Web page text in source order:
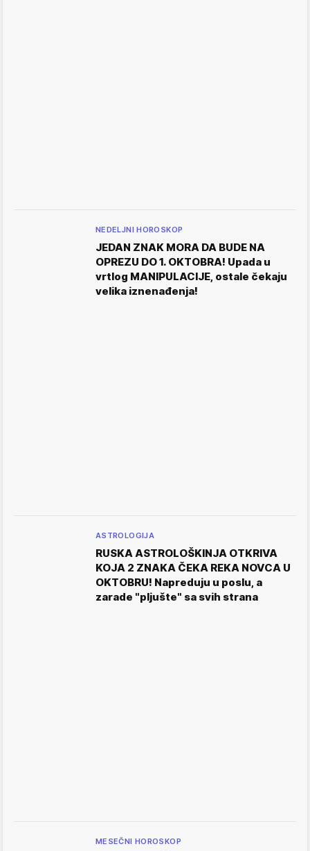
NEDELJNI HOROSKOP
JEDAN ZNAK MORA DA BUDE NA
OPREZU DO 1. OKTOBRA! Upada u
vrtlog MANIPULACIJE, ostale čekaju
velika iznenađenja!
ASTROLOGIJA
RUSKA ASTROLOŠKINJA OTKRIVA
KOJA 2 ZNAKA ČEKA REKA NOVCA U
OKTOBRU! Napreduju u poslu, a
zarade "pljušte" sa svih strana
MESEČNI HOROSKOP